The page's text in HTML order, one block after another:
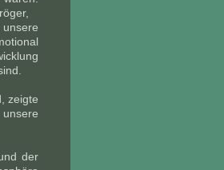
zeigte
der